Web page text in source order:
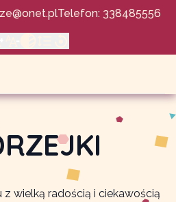
Telefon: 338485556
wielką radością i ciekawością